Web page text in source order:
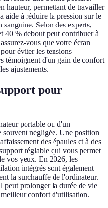
hauteur, permettant de travailler
aide à réduire la pression sur le
Selon des experts,
40 % debout peut contribuer à
vous que votre écran
éviter les tensions
témoignent d'un gain de confort
ajustements.
pour
portable ou d'un
souvent négligée. Une position
des épaules et à des
réglable qui vous permet
vos yeux. En 2026, les
intégrés sont également
la surchauffe de l'ordinateur.
peut prolonger la durée de vie
confort d'utilisation.